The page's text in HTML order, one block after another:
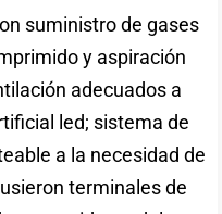
suministro de gases
y aspiración
adecuados a
led; sistema de
a la necesidad de
terminales de